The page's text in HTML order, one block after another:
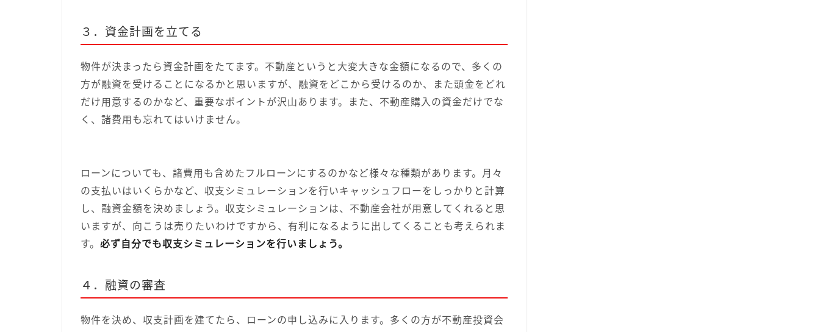
３．資金計画を立てる
物件が決まったら資金計画をたてます。不動産というと大変大きな金額になるので、多くの
方が融資を受けることになるかと思いますが、融資をどこから受けるのか、また頭金をどれ
だけ用意するのかなど、重要なポイントが沢山あります。また、不動産購入の資金だけでな
く、諸費用も忘れてはいけません。
ローンについても、諸費用も含めたフルローンにするのかなど様々な種類があります。月々
の支払いはいくらかなど、収支シミュレーションを行いキャッシュフローをしっかりと計算
し、融資金額を決めましょう。収支シミュレーションは、不動産会社が用意してくれると思
いますが、向こうは売りたいわけですから、有利になるように出してくることも考えられま
す。 必ず自分でも収支シミュレーションを行いましょう。
４．融資の審査
物件を決め、収支計画を建てたら、ローンの申し込みに入ります。多くの方が不動産投資会